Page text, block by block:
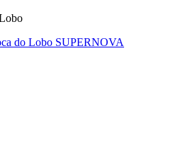
do Lobo SUPERNOVA